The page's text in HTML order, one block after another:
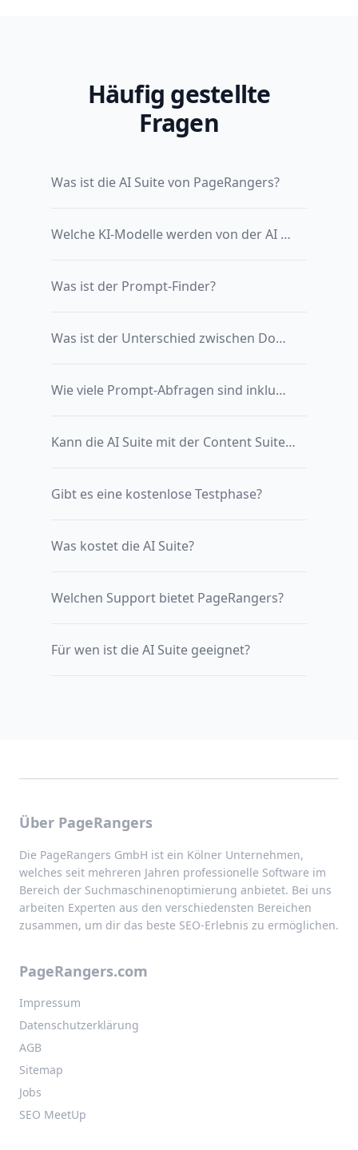
Häufig gestellte
Fragen
Was ist die AI Suite von PageRangers?
Welche KI-Modelle werden von der AI Suite überwacht?
Was ist der Prompt-Finder?
Was ist der Unterschied zwischen Domain-Analyse und Brand-Analyse?
Wie viele Prompt-Abfragen sind inklusive?
Kann die AI Suite mit der Content Suite kombiniert werden?
Gibt es eine kostenlose Testphase?
Was kostet die AI Suite?
Welchen Support bietet PageRangers?
Für wen ist die AI Suite geeignet?
Über PageRangers
Die PageRangers GmbH ist ein Kölner Unternehmen,
welches seit mehreren Jahren professionelle Software im
Bereich der Suchmaschinenoptimierung anbietet. Bei uns
arbeiten Experten aus den verschiedensten Bereichen
zusammen, um dir das beste SEO-Erlebnis zu ermöglichen.
PageRangers.com
Impressum
Datenschutzerklärung
AGB
Sitemap
Jobs
SEO MeetUp